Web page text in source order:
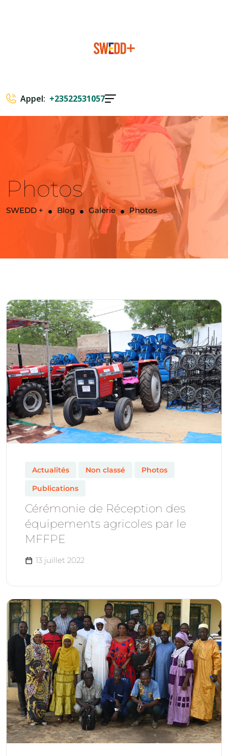
Appel: +23522531057
Photos
SWEDD + Blog Galerie Photos
Actualités Non classé
Photos
Publications
Cérémonie de Réception des
équipements agricoles par le
MFFPE
13 juillet 2022